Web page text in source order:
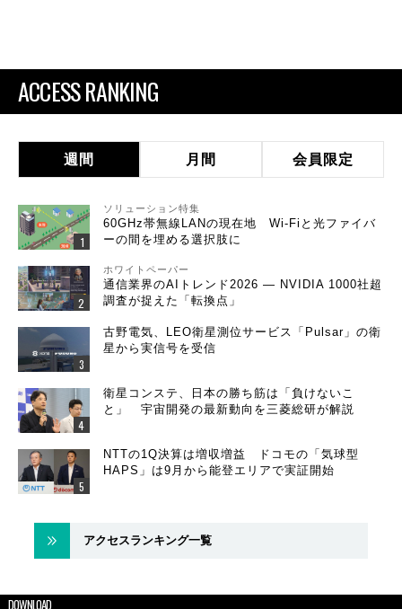
ACCESS RANKING
週間 月間 会員限定
ソリューション特集
60GHz帯無線LANの現在地 Wi-Fiと光ファイバ
ーの間を埋める選択肢に
ホワイトペーパー
通信業界のAIトレンド2026 ― NVIDIA 1000社超
調査が捉えた「転換点」
古野電気、LEO衛星測位サービス「Pulsar」の衛
星から実信号を受信
衛星コンステ、日本の勝ち筋は「負けないこ
と」 宇宙開発の最新動向を三菱総研が解説
NTTの1Q決算は増収増益 ドコモの「気球型
HAPS」は9月から能登エリアで実証開始
アクセスランキング一覧
DOWNLOAD